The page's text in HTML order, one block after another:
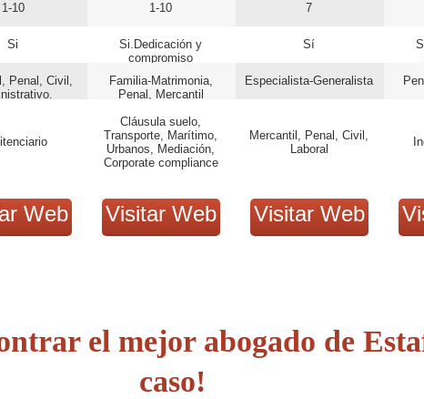
1-10
Si
Penal, Civil,
Web
1-10
Si.Dedicación y
compromiso
Familia-Matrimonia,
Penal, Mercantil
Cláusula suelo,
Transporte, Marítimo,
Urbanos, Mediación,
Corporate compliance
Visitar Web
7
Sí
Especialista-Generalista
Mercantil, Penal, Civil,
Laboral
Visitar Web
el mejor abogado de
caso!